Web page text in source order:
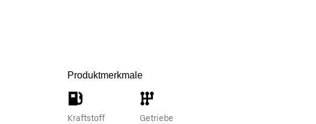
Produktmerkmale
Kraftstoff
Getriebe